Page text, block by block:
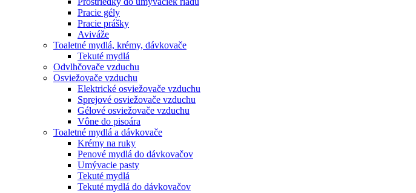
Pracie gély
Pracie prášky
Aviváže
Toaletné mydlá, krémy, dávkovače
Tekuté mydlá
Odvlhčovače vzduchu
Osviežovače vzduchu
Elektrické osviežovače vzduchu
Sprejové osviežovače vzduchu
Gélové osviežovače vzduchu
Vône do pisoára
Toaletné mydlá a dávkovače
Krémy na ruky
Penové mydlá do dávkovačov
Umývacie pasty
Tekuté mydlá
Tekuté mydlá do dávkovačov